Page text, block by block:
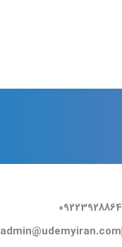
09223928864
admin@udemyiran.com